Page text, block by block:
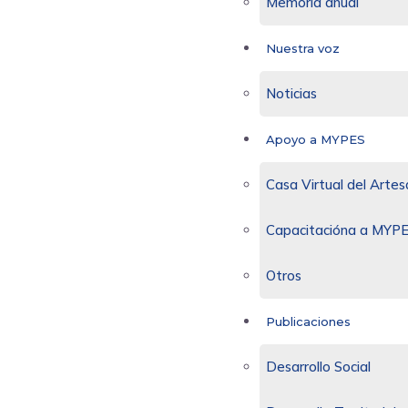
Nuestra voz
Noticias
Apoyo a MYPES
Casa Virtual del
Capacitacióna a
Otros
Publicaciones
Desarrollo Social